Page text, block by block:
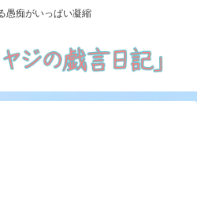
愚痴がいっぱい凝縮